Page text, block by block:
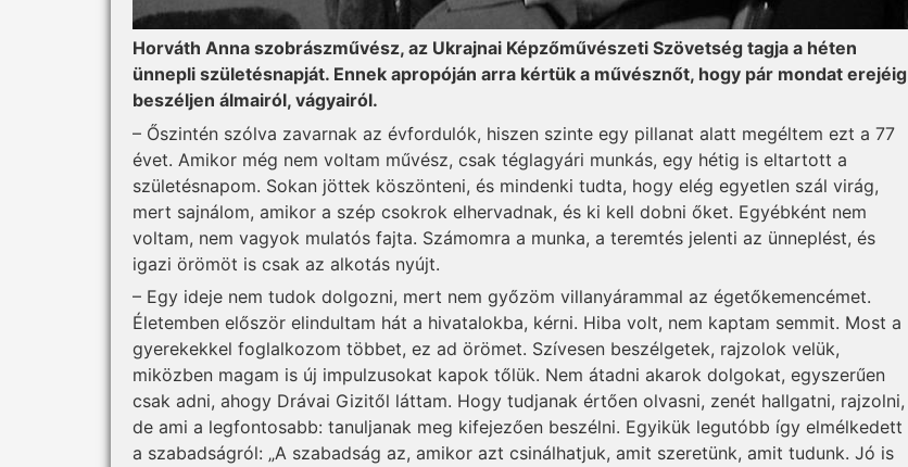
Horváth Anna szobrászművész, az Ukrajnai Képzőművészeti Szövetség tagja a héten
ünnepli születésnapját. Ennek apropóján arra kértük a művésznőt, hogy pár mondat erejéig
beszéljen álmairól, vágyairól.
– Őszintén szólva zavarnak az évfordulók, hiszen szinte egy pillanat alatt megéltem ezt a 77
évet. Amikor még nem voltam művész, csak téglagyári munkás, egy hétig is eltartott a
születésnapom. Sokan jöttek köszönteni, és mindenki tudta, hogy elég egyetlen szál virág,
mert sajnálom, amikor a szép csokrok elhervadnak, és ki kell dobni őket. Egyébként nem
voltam, nem vagyok mulatós fajta. Számomra a munka, a teremtés jelenti az ünneplést, és
igazi örömöt is csak az alkotás nyújt.
– Egy ideje nem tudok dolgozni, mert nem győzöm villanyárammal az égetőkemencémet.
Életemben először elindultam hát a hivatalokba, kérni. Hiba volt, nem kaptam semmit. Most a
gyerekekkel foglalkozom többet, ez ad örömet. Szívesen beszélgetek, rajzolok velük,
miközben magam is új impulzusokat kapok tőlük. Nem átadni akarok dolgokat, egyszerűen
csak adni, ahogy Drávai Gizitől láttam. Hogy tudjanak értően olvasni, zenét hallgatni, rajzolni,
de ami a legfontosabb: tanuljanak meg kifejezően beszélni. Egyikük legutóbb így elmélkedett
a szabadságról: „A szabadság az, amikor azt csinálhatjuk, amit szeretünk, amit tudunk. Jó is